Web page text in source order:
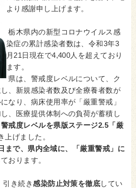
より感謝申し上げます。
栃木県内の新型コロナウイルス感
染症の累計感染者数は、令和3年3
月21日現在で4,400人を超えており
ます。
県は、警戒度レベルについて、ク
、新規感染者数及び全療養者数が
なり、病床使用率が「厳重警戒」
、医療提供体制への負荷が蓄積し
警戒度レベルを県版ステージ2.5「厳
上げました。
まで、県内全域に、「厳重警戒」に
ております。
引き続き感染防止対策を徹底してい